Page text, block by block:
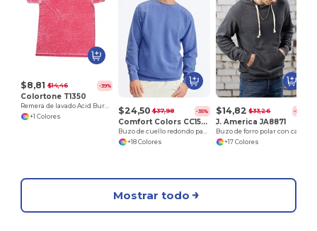
$8,81 $14,46 -39%
Colortone T1350
Remera de lavado Acid Burnout
+1 Colores
$24,50 $37,98 -35%
Comfort Colors CC1566
Buzo de cuello redondo para adulto
+18 Colores
$14,82 $33,26 -55%
J. America JA8871
+17 Colores
Mostrar todo